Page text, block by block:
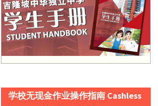
学校无现金作业操作指南 Cashless